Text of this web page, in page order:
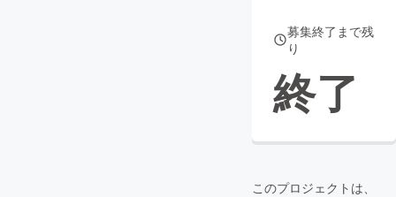
募集終了まで残
り
終了
このプロジェクトは、